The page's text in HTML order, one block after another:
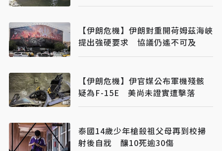
【伊朗危機】伊朗對重開荷姆茲海峽
提出強硬要求 協議仍遙不可及
【伊朗危機】伊官媒公布軍機殘骸
疑為F-15E 美尚未證實遭擊落
泰國14歲少年槍殺祖父母再到校掃
射後自戕 釀10死逾30傷